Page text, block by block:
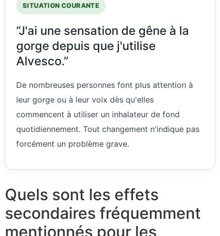
SITUATION COURANTE
“J'ai une sensation de gêne à la
gorge depuis que j'utilise
Alvesco.”
De nombreuses personnes font plus attention à
leur gorge ou à leur voix dès qu'elles
commencent à utiliser un inhalateur de fond
quotidiennement. Tout changement n'indique pas
forcément un problème grave.
Quels sont les effets
secondaires fréquemment
mentionnés pour les